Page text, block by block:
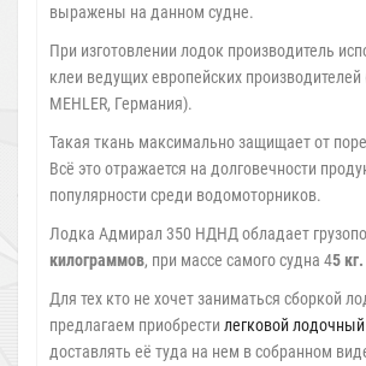
выражены на данном судне.
При изготовлении лодок производитель
клеи ведущих европейских производителей
MEHLER, Германия).
Такая ткань максимально защищает от
Всё это отражается на долговечности
популярности среди водомоторников.
Лодка Адмирал 350 НДНД обладает
килограммов, при массе самого судна 45 кг.
Для тех кто не хочет заниматься сборкой
предлагаем приобрести легковой
доставлять её туда на нем в собранном